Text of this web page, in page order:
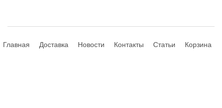
Главная Доставка Новости Контакты Статьи Корзина